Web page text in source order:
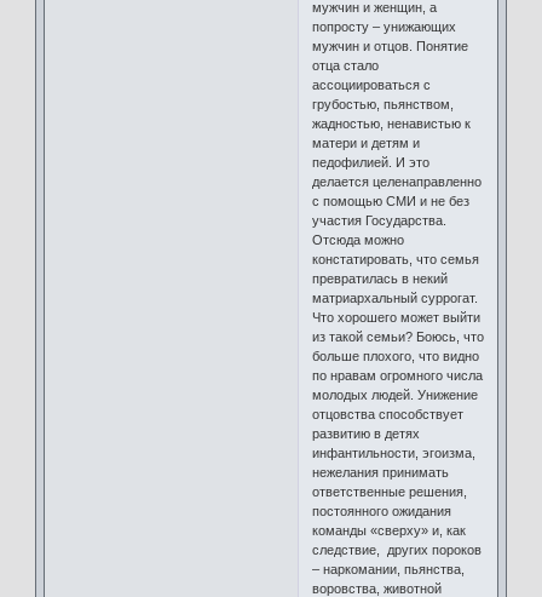
мужчин и женщин, а
попросту – унижающих
мужчин и отцов. Понятие
отца стало
ассоциироваться с
грубостью, пьянством,
жадностью, ненавистью к
матери и детям и
педофилией. И это
делается целенаправленно
с помощью СМИ и не без
участия Государства.
Отсюда можно
констатировать, что семья
превратилась в некий
матриархальный суррогат.
Что хорошего может выйти
из такой семьи? Боюсь, что
больше плохого, что видно
по нравам огромного числа
молодых людей. Унижение
отцовства способствует
развитию в детях
инфантильности, эгоизма,
нежелания принимать
ответственные решения,
постоянного ожидания
команды «сверху» и, как
следствие, других пороков
– наркомании, пьянства,
воровства, животной